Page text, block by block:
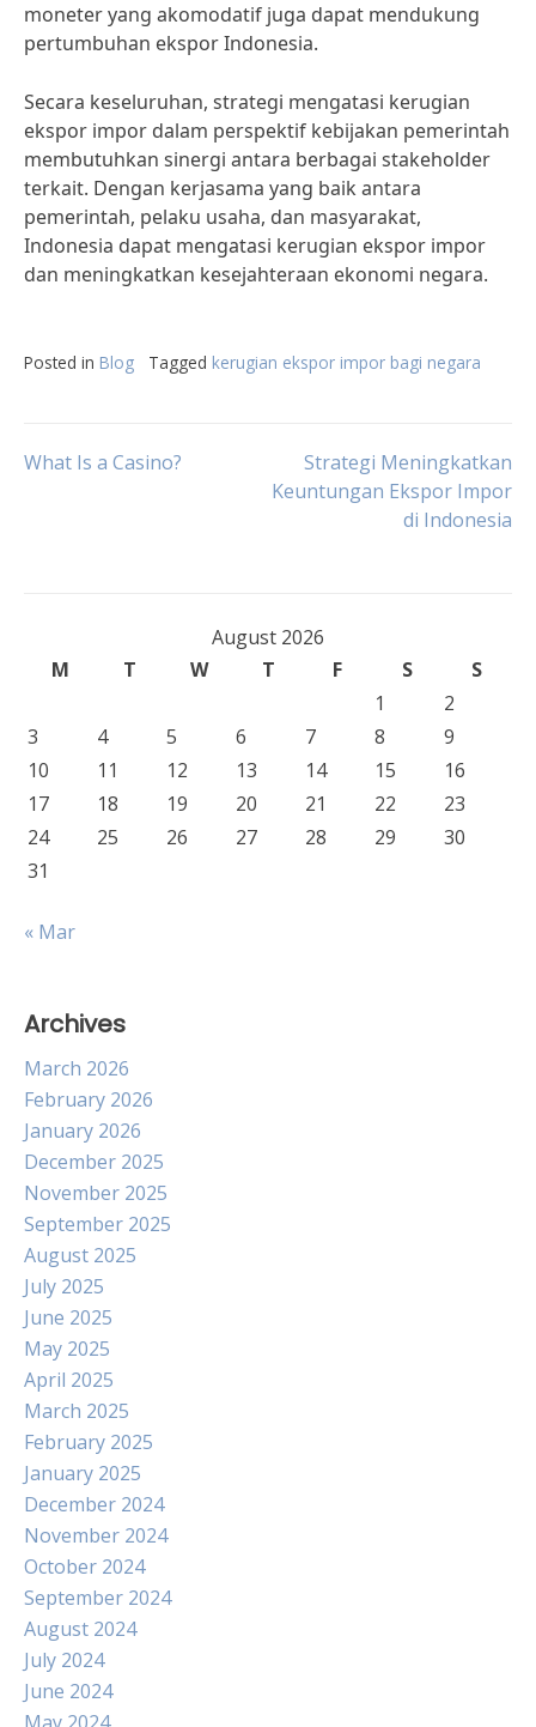
moneter yang akomodatif juga dapat mendukung
pertumbuhan ekspor Indonesia.
Secara keseluruhan, strategi mengatasi kerugian
ekspor impor dalam perspektif kebijakan pemerintah
membutuhkan sinergi antara berbagai stakeholder
terkait. Dengan kerjasama yang baik antara
pemerintah, pelaku usaha, dan masyarakat,
Indonesia dapat mengatasi kerugian ekspor impor
dan meningkatkan kesejahteraan ekonomi negara.
Posted in Blog Tagged kerugian ekspor impor bagi negara
Post
What Is a Casino?
Strategi Meningkatkan
Keuntungan Ekspor Impor
di Indonesia
August 2026
M
T W T F S
S
1
2
3
4 5 6 7 8
9
10
11 12 13 14 15
16
17
18 19 20 21 22
23
24
25 26 27 28 29
30
31
« Mar
Archives
March 2026
February 2026
January 2026
December 2025
November 2025
September 2025
August 2025
July 2025
June 2025
May 2025
April 2025
March 2025
February 2025
January 2025
December 2024
November 2024
October 2024
September 2024
August 2024
July 2024
June 2024